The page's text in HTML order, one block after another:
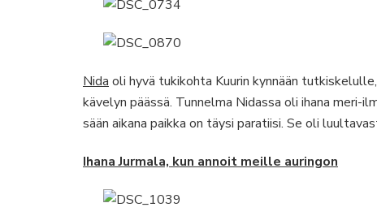
Nida oli hyvä tukikohta Kuurin kynnään
kävelyn päässä. Tunnelma Nidassa oli ihana meri-
sään aikana paikka on täysi paratiisi. Se oli
Ihana Jurmala, kun annoit meille auringon